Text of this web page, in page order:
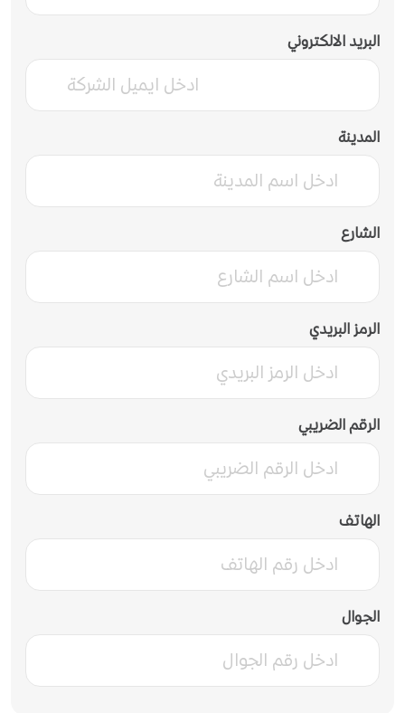
البريد الالكتروني
المدينة
الشارع
الرمز البريدي
الرقم الضريبي
الهاتف
الجوال